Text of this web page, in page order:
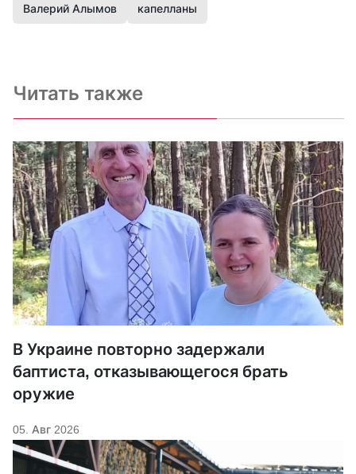
Валерий Алымов капелланы
Читать также
В Украине повторно задержали
баптиста, отказывающегося брать
оружие
05. Авг 2026